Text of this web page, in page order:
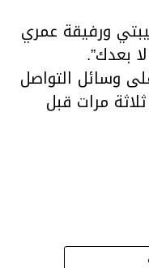
ورفيقة عمري
بعدك”.
وسائل التواصل
مرات قبل